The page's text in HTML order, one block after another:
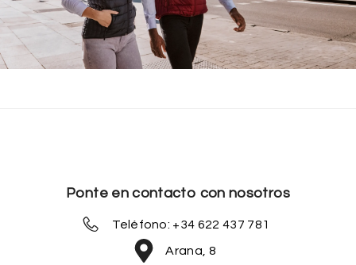
Ponte en contacto con nosotros
Teléfono: +34 622 437 781
Arana, 8